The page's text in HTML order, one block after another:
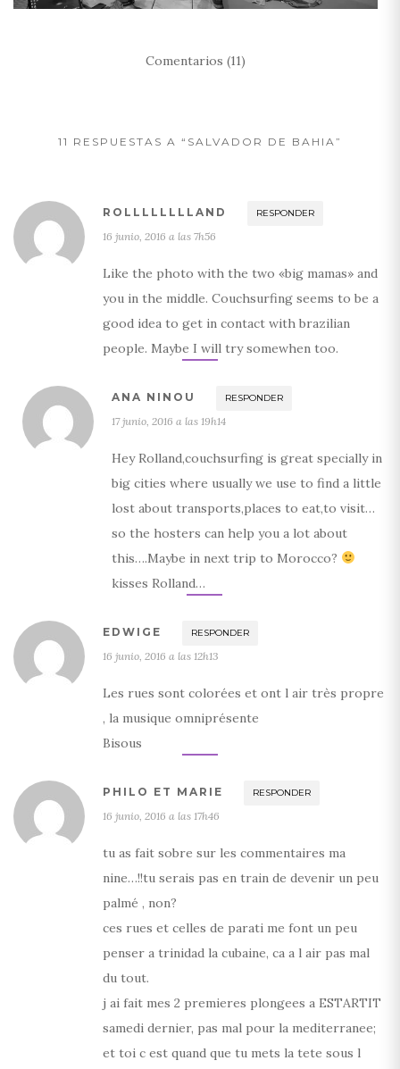
Comentarios (11)
11 RESPUESTAS A “SALVADOR DE BAHIA”
ROLLLLLLLLAND RESPONDER
16 junio, 2016 a las 7h56
Like the photo with the two «big mamas» and
you in the middle. Couchsurfing seems to be a
good idea to get in contact with brazilian
people. Maybe I will try somewhen too.
ANA NINOU RESPONDER
17 junio, 2016 a las 19h14
Hey Rolland,couchsurfing is great specially in
big cities where usually we use to find a little
lost about transports,places to eat,to visit…
so the hosters can help you a lot about
this….Maybe in next trip to Morocco?
kisses Rolland…
EDWIGE RESPONDER
16 junio, 2016 a las 12h13
Les rues sont colorées et ont l air très propre
, la musique omniprésente
Bisous
PHILO ET MARIE RESPONDER
16 junio, 2016 a las 17h46
tu as fait sobre sur les commentaires ma
nine…!!tu serais pas en train de devenir un peu
palmé , non?
ces rues et celles de parati me font un peu
penser a trinidad la cubaine, ca a l air pas mal
du tout.
j ai fait mes 2 premieres plongees a ESTARTIT
samedi dernier, pas mal pour la mediterranee;
et toi c est quand que tu mets la tete sous l